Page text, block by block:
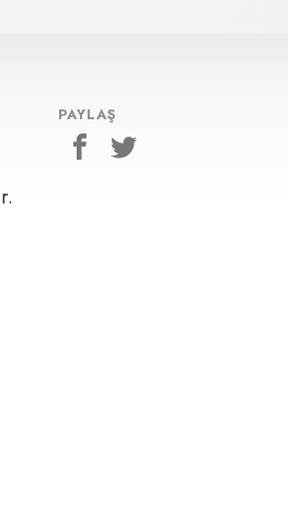
PAYLAŞ